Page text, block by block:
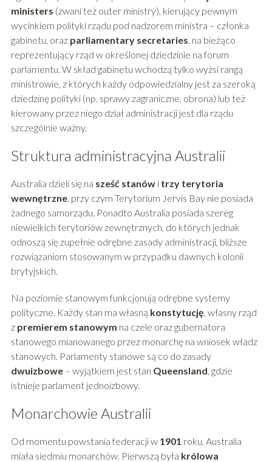
ministers (zwani też outer ministry), kierujący pewnym
wycinkiem polityki rządu pod nadzorem ministra – członka
gabinetu, oraz parliamentary secretaries, na bieżąco
reprezentujący rząd w określonej dziedzinie na forum
parlamentu. W skład gabinetu wchodzą tylko wyżsi rangą
ministrowie, z których każdy odpowiedzialny jest za szeroką
dziedzinę polityki (np. sprawy zagraniczne, obrona) lub też
kierowany przez niego dział administracji jest dla rządu
szczególnie ważny.
Struktura administracyjna Australii
Australia dzieli się na sześć stanówi trzy terytoria
wewnętrzne, przy czym Terytorium Jervis Bay nie posiada
żadnego samorządu. Ponadto Australia posiada szereg
niewielkich terytoriów zewnętrznych, do których jednak
odnoszą się zupełnie odrębne zasady administracji, bliższe
rozwiązaniom stosowanym w przypadku dawnych kolonii
brytyjskich.
Na poziomie stanowym funkcjonują odrębne systemy
polityczne. Każdy stan ma własną konstytucję, własny rząd
z premierem stanowym na czele oraz gubernatora
stanowego mianowanego przez monarchę na wniosek władz
stanowych. Parlamenty stanowe są co do zasady
dwuizbowe– wyjątkiem jest stan Queensland, gdzie
istnieje parlament jednoizbowy.
Monarchowie Australii
Od momentu powstania federacji w 1901 roku, Australia
miała siedmiu monarchów. Pierwszą była królowa